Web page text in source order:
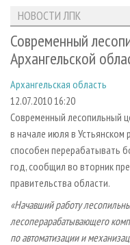
ЛЕСОЗАГОТОВКА
ЛЕСОПИЛЕНИЕ
СУШКА ДРЕВЕСИНЫ
ПРОИЗВОДСТВО
ДЕРЕВЯННОЕ
ПРОИЗВОДСТВО
БИОЭНЕРГЕТИКА
ЦБП
ИНСТРУМЕНТ И
НОВОСТИ ЛПК
НОВОСТИ ЖУРНАЛА
ПРОЕКТЫ ЛПИ
АНАЛИТИКА
ПРЕДПРИЯТИЯ ЛПК
ПЕРСОНЫ
МОБИЛЬНЫЕ
ОФИЦИАЛЬНЫЕ
ПРИОРИТЕТНЫЕ
RUSSIAN FORESTRY
ГАЗЕТА
БИБЛИОТЕКА
АРХИВ ЖУРНАЛОВ
О ЖУРНАЛЕ
ПОДПИСКА
КОНТАКТЫ
РЕКЛАМОДАТЕЛЯМ
РЕКЛАМА
РЕКЛАМА НА САЙТЕ
НОВОСТИ ЛПК
Современный
Архангельской
Архангельская область
12.07.2010 16:20
Современный лесопильный
в начале июля в Устьянском
способен перерабатывать
год, сообщил во вторник
правительства области.
«Начавший работу
лесоперарабатывающего
по автоматизации и